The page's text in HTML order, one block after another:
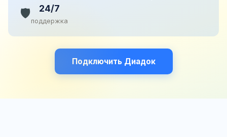
🛡️ 24/7
поддержка
Подключить Диадок